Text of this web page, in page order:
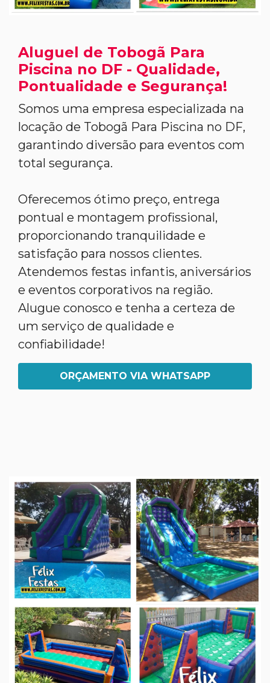
Aluguel de Tobogã Para
Piscina no DF - Qualidade,
Pontualidade e Segurança!
Somos uma empresa especializada na
locação de Tobogã Para Piscina no DF,
garantindo diversão para eventos com
total segurança.
Oferecemos ótimo preço, entrega
pontual e montagem profissional,
proporcionando tranquilidade e
satisfação para nossos clientes.
Atendemos festas infantis, aniversários
e eventos corporativos na região.
Alugue conosco e tenha a certeza de
um serviço de qualidade e
confiabilidade!
ORÇAMENTO VIA WHATSAPP